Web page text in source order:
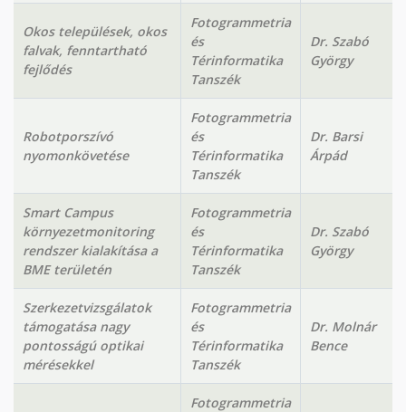
Okos települések, okos
falvak, fenntartható
fejlődés
Fotogrammetria
és
Térinformatika
Tanszék
Dr. Szabó
György
Robotporszívó
nyomonkövetése
Fotogrammetria
és
Térinformatika
Tanszék
Dr. Barsi
Árpád
Smart Campus
környezetmonitoring
rendszer kialakítása a
BME területén
Fotogrammetria
és
Térinformatika
Tanszék
Dr. Szabó
György
Szerkezetvizsgálatok
támogatása nagy
pontosságú optikai
mérésekkel
Fotogrammetria
és
Térinformatika
Tanszék
Dr. Molnár
Bence
Fotogrammetria